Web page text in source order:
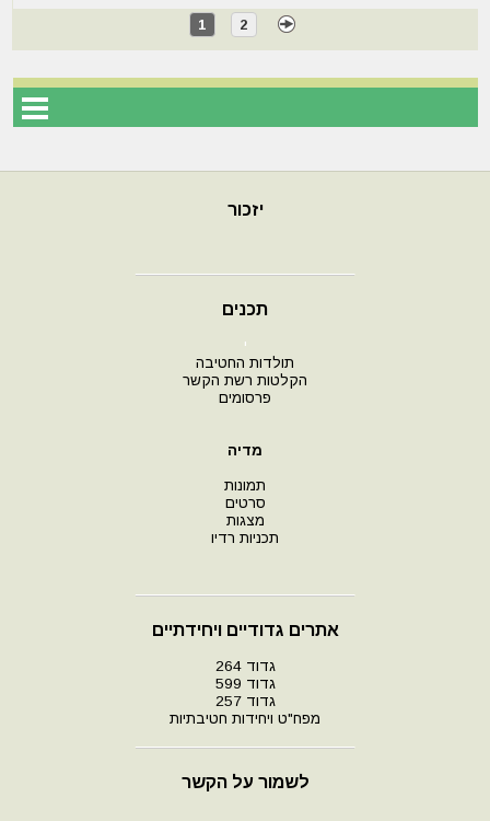
1 2
יזכור
תכנים
י
תולדות החטיבה
הקלטות רשת הקשר
פרסומים
מדיה
תמונות
סרטים
מצגות
תכניות רדיו
אתרים גדודיים ויחידתיים
גדוד 264
גדוד 599
גדוד 257
מפח"ט ויחידות חטיבתיות
לשמור על הקשר